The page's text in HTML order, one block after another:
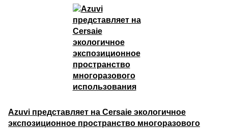
Azuvi представляет на Cersaie экологичное
экспозиционное пространство многоразового